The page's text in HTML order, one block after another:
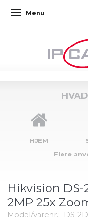
Skifte navigation
Menu
HJEM
Flere
Hikvision DS-
2MP 25x
Model/varenr.: DS-